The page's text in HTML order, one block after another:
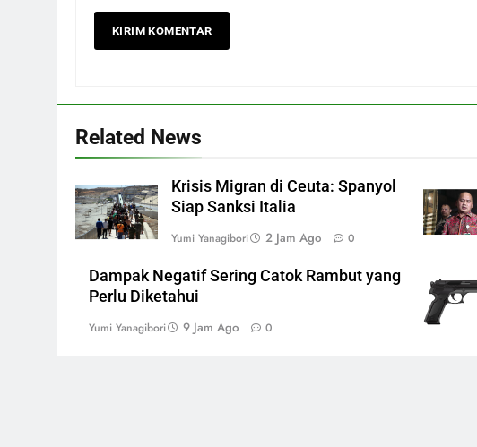
Related News
Krisis Migran di Ceuta: Spanyol
Siap Sanksi Italia
Yumi Yanagibori 2 Jam Ago 0
Dampak Negatif Sering Catok Rambut yang
Perlu Diketahui
Yumi Yanagibori 9 Jam Ago 0